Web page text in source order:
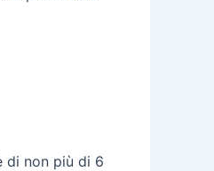
di non più di 6